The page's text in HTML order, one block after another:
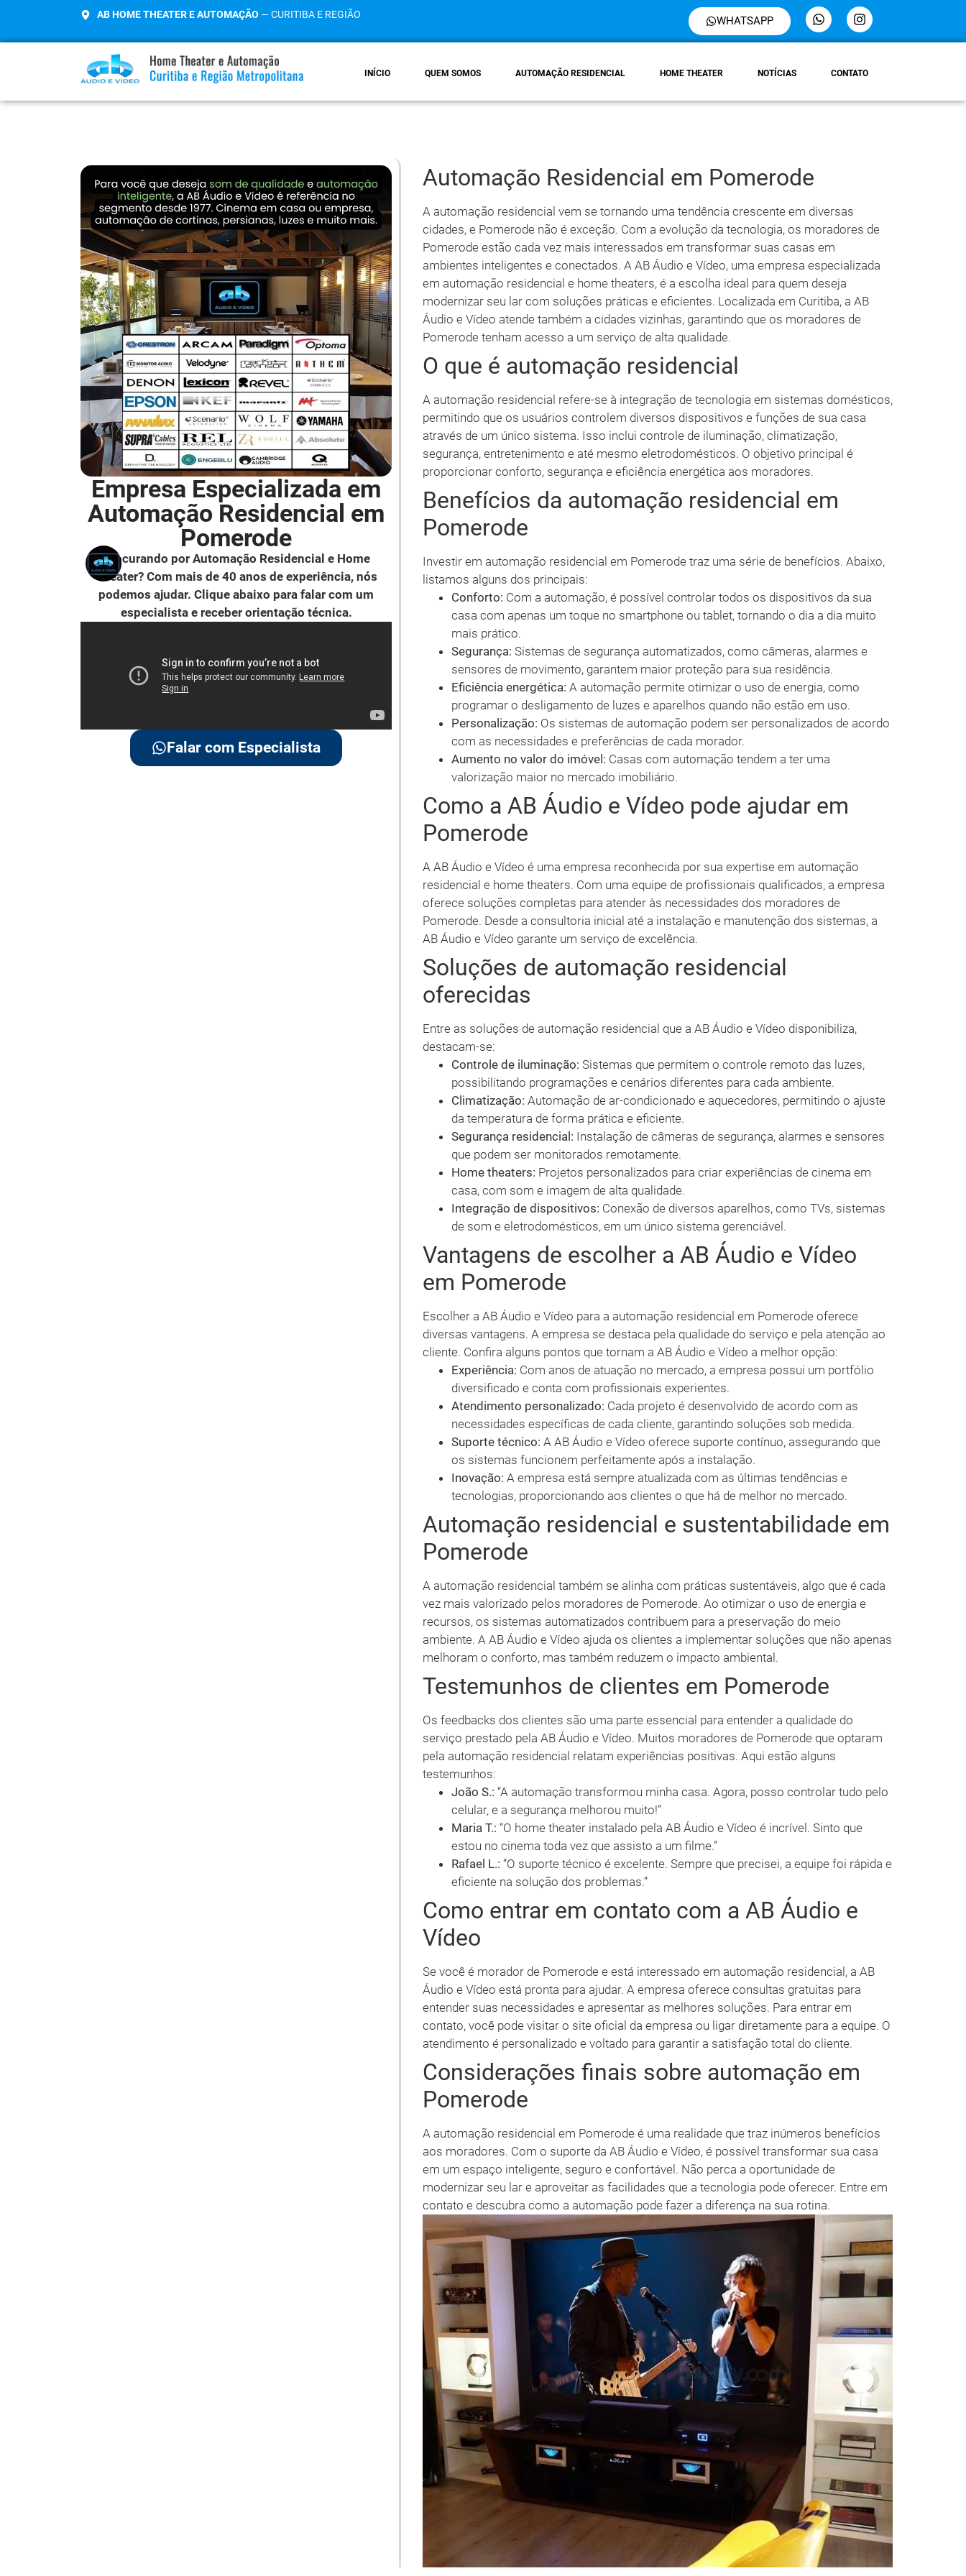
AB HOME THEATER E AUTOMAÇÃO — CURITIBA E REGIÃO WHATSAPP
INÍCIO QUEM SOMOS AUTOMAÇÃO RESIDENCIAL HOME THEATER NOTÍCIAS CONTATO
Empresa Especializada em
Automação Residencial em
Pomerode
Procurando por Automação Residencial e Home
Theater? Com mais de 40 anos de experiência, nós
podemos ajudar. Clique abaixo para falar com um
especialista e receber orientação técnica.
Falar com Especialista
Automação Residencial em Pomerode
A automação residencial vem se tornando uma tendência crescente em diversas
cidades, e Pomerode não é exceção. Com a evolução da tecnologia, os moradores de
Pomerode estão cada vez mais interessados em transformar suas casas em
ambientes inteligentes e conectados. A AB Áudio e Vídeo, uma empresa especializada
em automação residencial e home theaters, é a escolha ideal para quem deseja
modernizar seu lar com soluções práticas e eficientes. Localizada em Curitiba, a AB
Áudio e Vídeo atende também a cidades vizinhas, garantindo que os moradores de
Pomerode tenham acesso a um serviço de alta qualidade.
O que é automação residencial
A automação residencial refere-se à integração de tecnologia em sistemas domésticos,
permitindo que os usuários controlem diversos dispositivos e funções de sua casa
através de um único sistema. Isso inclui controle de iluminação, climatização,
segurança, entretenimento e até mesmo eletrodomésticos. O objetivo principal é
proporcionar conforto, segurança e eficiência energética aos moradores.
Benefícios da automação residencial em
Pomerode
Investir em automação residencial em Pomerode traz uma série de benefícios. Abaixo,
listamos alguns dos principais:
Conforto: Com a automação, é possível controlar todos os dispositivos da sua
casa com apenas um toque no smartphone ou tablet, tornando o dia a dia muito
mais prático.
Segurança: Sistemas de segurança automatizados, como câmeras, alarmes e
sensores de movimento, garantem maior proteção para sua residência.
Eficiência energética: A automação permite otimizar o uso de energia, como
programar o desligamento de luzes e aparelhos quando não estão em uso.
Personalização: Os sistemas de automação podem ser personalizados de acordo
com as necessidades e preferências de cada morador.
Aumento no valor do imóvel: Casas com automação tendem a ter uma
valorização maior no mercado imobiliário.
Como a AB Áudio e Vídeo pode ajudar em
Pomerode
A AB Áudio e Vídeo é uma empresa reconhecida por sua expertise em automação
residencial e home theaters. Com uma equipe de profissionais qualificados, a empresa
oferece soluções completas para atender às necessidades dos moradores de
Pomerode. Desde a consultoria inicial até a instalação e manutenção dos sistemas, a
AB Áudio e Vídeo garante um serviço de excelência.
Soluções de automação residencial
oferecidas
Entre as soluções de automação residencial que a AB Áudio e Vídeo disponibiliza,
destacam-se:
Controle de iluminação: Sistemas que permitem o controle remoto das luzes,
possibilitando programações e cenários diferentes para cada ambiente.
Climatização: Automação de ar-condicionado e aquecedores, permitindo o ajuste
da temperatura de forma prática e eficiente.
Segurança residencial: Instalação de câmeras de segurança, alarmes e sensores
que podem ser monitorados remotamente.
Home theaters: Projetos personalizados para criar experiências de cinema em
casa, com som e imagem de alta qualidade.
Integração de dispositivos: Conexão de diversos aparelhos, como TVs, sistemas
de som e eletrodomésticos, em um único sistema gerenciável.
Vantagens de escolher a AB Áudio e Vídeo
em Pomerode
Escolher a AB Áudio e Vídeo para a automação residencial em Pomerode oferece
diversas vantagens. A empresa se destaca pela qualidade do serviço e pela atenção ao
cliente. Confira alguns pontos que tornam a AB Áudio e Vídeo a melhor opção:
Experiência: Com anos de atuação no mercado, a empresa possui um portfólio
diversificado e conta com profissionais experientes.
Atendimento personalizado: Cada projeto é desenvolvido de acordo com as
necessidades específicas de cada cliente, garantindo soluções sob medida.
Suporte técnico: A AB Áudio e Vídeo oferece suporte contínuo, assegurando que
os sistemas funcionem perfeitamente após a instalação.
Inovação: A empresa está sempre atualizada com as últimas tendências e
tecnologias, proporcionando aos clientes o que há de melhor no mercado.
Automação residencial e sustentabilidade em
Pomerode
A automação residencial também se alinha com práticas sustentáveis, algo que é cada
vez mais valorizado pelos moradores de Pomerode. Ao otimizar o uso de energia e
recursos, os sistemas automatizados contribuem para a preservação do meio
ambiente. A AB Áudio e Vídeo ajuda os clientes a implementar soluções que não apenas
melhoram o conforto, mas também reduzem o impacto ambiental.
Testemunhos de clientes em Pomerode
Os feedbacks dos clientes são uma parte essencial para entender a qualidade do
serviço prestado pela AB Áudio e Vídeo. Muitos moradores de Pomerode que optaram
pela automação residencial relatam experiências positivas. Aqui estão alguns
testemunhos:
João S.: “A automação transformou minha casa. Agora, posso controlar tudo pelo
celular, e a segurança melhorou muito!”
Maria T.: “O home theater instalado pela AB Áudio e Vídeo é incrível. Sinto que
estou no cinema toda vez que assisto a um filme.”
Rafael L.: “O suporte técnico é excelente. Sempre que precisei, a equipe foi rápida e
eficiente na solução dos problemas.”
Como entrar em contato com a AB Áudio e
Vídeo
Se você é morador de Pomerode e está interessado em automação residencial, a AB
Áudio e Vídeo está pronta para ajudar. A empresa oferece consultas gratuitas para
entender suas necessidades e apresentar as melhores soluções. Para entrar em
contato, você pode visitar o site oficial da empresa ou ligar diretamente para a equipe. O
atendimento é personalizado e voltado para garantir a satisfação total do cliente.
Considerações finais sobre automação em
Pomerode
A automação residencial em Pomerode é uma realidade que traz inúmeros benefícios
aos moradores. Com o suporte da AB Áudio e Vídeo, é possível transformar sua casa
em um espaço inteligente, seguro e confortável. Não perca a oportunidade de
modernizar seu lar e aproveitar as facilidades que a tecnologia pode oferecer. Entre em
contato e descubra como a automação pode fazer a diferença na sua rotina.